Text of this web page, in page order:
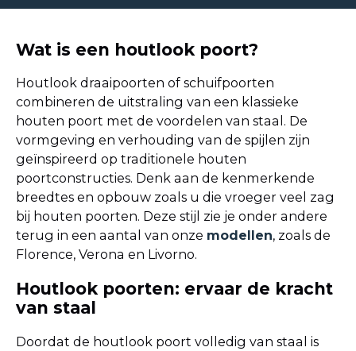
Wat is een houtlook poort?
Houtlook draaipoorten of schuifpoorten
combineren de uitstraling van een klassieke
houten poort met de voordelen van staal. De
vormgeving en verhouding van de spijlen zijn
geïnspireerd op traditionele houten
poortconstructies. Denk aan de kenmerkende
breedtes en opbouw zoals u die vroeger veel zag
bij houten poorten. Deze stijl zie je onder andere
terug in een aantal van onze modellen, zoals de
Florence, Verona en Livorno.
Houtlook poorten: ervaar de kracht
van staal
Doordat de houtlook poort volledig van staal is